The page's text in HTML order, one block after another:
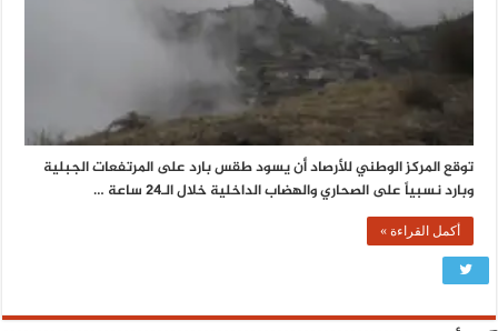
توقع المركز الوطني للأرصاد أن يسود طقس بارد على المرتفعات الجبلية
وبارد نسبياً على الصحاري والهضاب الداخلية خلال الـ24 ساعة …
أكمل القراءة »